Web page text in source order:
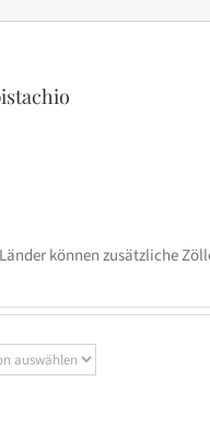
können zusätzliche